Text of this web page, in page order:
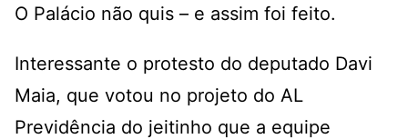
O Palácio não quis – e assim foi feito.
Interessante o protesto do deputado Davi
Maia, que votou no projeto do AL
Previdência do jeitinho que a equipe